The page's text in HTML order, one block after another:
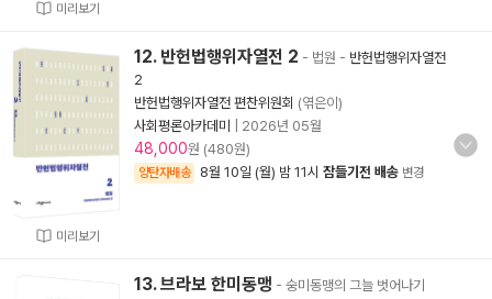
미리보기
미리보기
12. 반헌법행위자열전 2 - 법원 - 반헌법행위자열전
2
반헌법행위자열전 편찬위원회 (엮은이)
사회평론아카데미
2026년 05월
48,000원 (480원)
양탄자배송 8월 10일 (월) 밤 11시 잠들기전 배송 변경
13. 브라보 한미동맹 - 숭미동맹의 그늘 벗어나기